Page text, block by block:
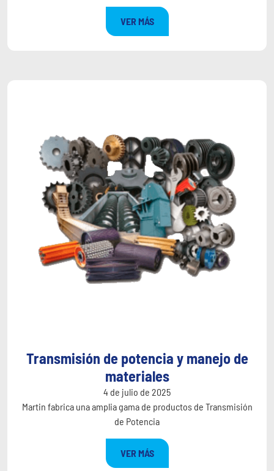
VER MÁS
Transmisión de potencia y manejo de
materiales
4 de julio de 2025
Martin fabrica una amplia gama de productos de Transmisión
de Potencia
VER MÁS